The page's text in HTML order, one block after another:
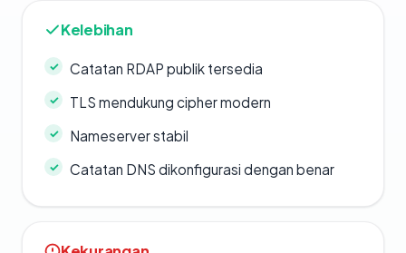
Kelebihan
Catatan RDAP publik tersedia
TLS mendukung cipher modern
Nameserver stabil
Catatan DNS dikonfigurasi dengan benar